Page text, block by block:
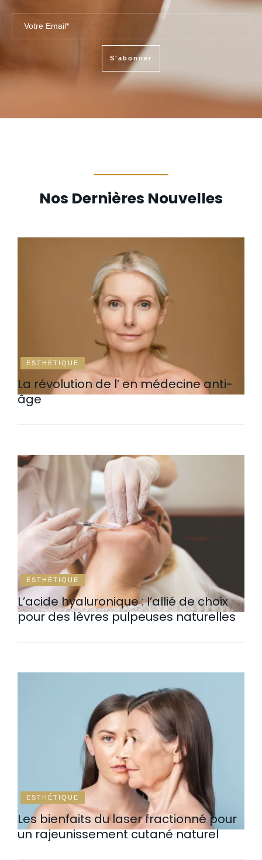
S'abonner
Nos Dernières Nouvelles
ESTHÉTIQUE
La révolution de l’ en médecine anti-
âge
ESTHÉTIQUE
L’acide hyaluronique : l’allié de choix
pour des lèvres pulpeuses naturelles
ESTHÉTIQUE
Les bienfaits du laser fractionné pour
un rajeunissement cutané naturel